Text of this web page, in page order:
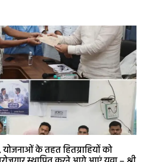
योजनाओं के तहत हितग्राहियों को